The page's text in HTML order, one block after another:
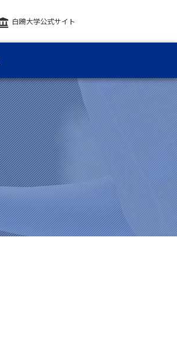
白鴎大学公式サイト